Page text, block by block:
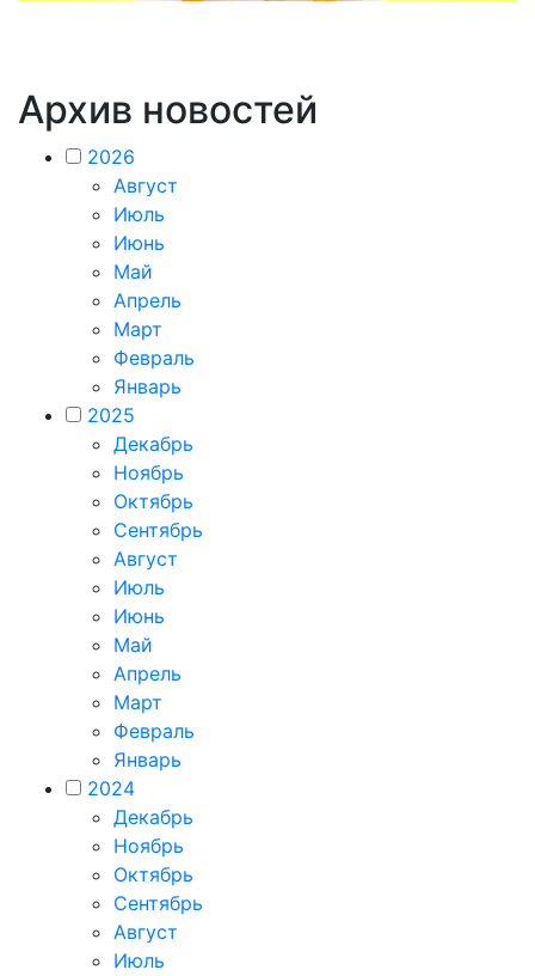
Архив новостей
2026
Август
Июль
Июнь
Май
Апрель
Март
Февраль
Январь
2025
Декабрь
Ноябрь
Октябрь
Сентябрь
Август
Июль
Июнь
Май
Апрель
Март
Февраль
Январь
2024
Декабрь
Ноябрь
Октябрь
Сентябрь
Август
Июль